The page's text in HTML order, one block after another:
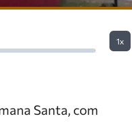
1x
Santa, com